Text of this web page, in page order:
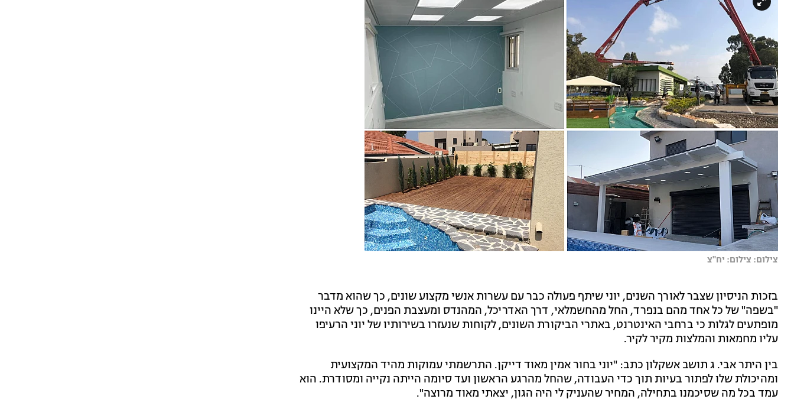
צילום: צילום: יח''צ
בזכות הניסיון שצבר לאורך השנים, יוני שיתף פעולה כבר עם עשרות אנשי מקצוע שונים, כך שהוא מדבר
"בשפה" של כל אחד מהם בנפרד, החל מהחשמלאי, דרך האדריכל, המהנדס ומעצבת הפנים, כך שלא היינו
מופתעים לגלות כי ברחבי האינטרנט, באתרי הביקורת השונים, לקוחות שנעזרו בשירותיו של יוני הרעיפו
עליו מחמאות והמלצות מקיר לקיר.
בין היתר אבי. ג תושב אשקלון כתב: "יוני בחור אמין מאוד דייקן. התרשמתי עמוקות מהיד המקצועית
ומהיכולת שלו לפתור בעיות תוך כדי העבודה, שהחל מהרגע הראשון ועד סיומה הייתה נקייה ומסודרת. הוא
עמד בכל מה שסיכמנו בתחילה, המחיר שהעניק לי היה הגון, יצאתי מאוד מרוצה".